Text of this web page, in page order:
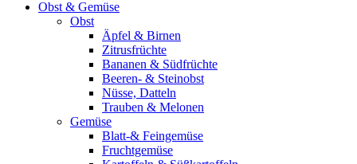
Obst & Gemüse
Obst
Äpfel & Birnen
Zitrusfrüchte
Bananen & Südfrüchte
Beeren- & Steinobst
Nüsse, Datteln
Trauben & Melonen
Gemüse
Blatt-& Feingemüse
Fruchtgemüse